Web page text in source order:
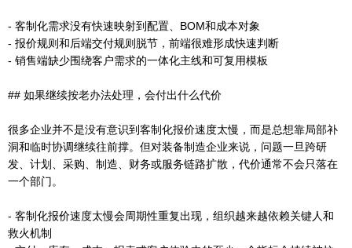
- 客制化需求没有快速映射到配置、BOM和成本对象
- 报价规则和后端交付规则脱节，前端很难形成快速判断
- 销售端缺少围绕客户需求的一体化主线和可复用模板
## 如果继续按老办法处理，会付出什么代价
很多企业并不是没有意识到客制化报价速度太慢，而是总想靠局部补
洞和临时协调继续往前撑。但对装备制造企业来说，问题一旦跨研
发、计划、采购、制造、财务或服务链路扩散，代价通常不会只落在
一个部门。
- 客制化报价速度太慢会周期性重复出现，组织越来越依赖关键人和
救火机制